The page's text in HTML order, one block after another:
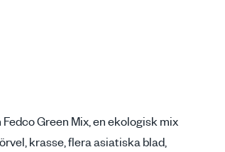
Green Mix, en ekologisk mix
krasse, flera asiatiska blad,